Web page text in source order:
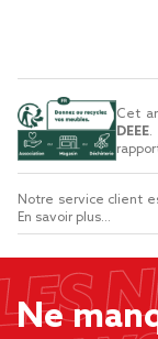
Cet
DEEE.
Notre service client
En savoir plus...
Ne